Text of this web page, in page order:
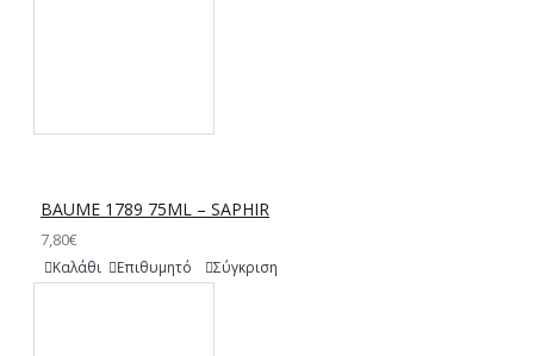
BAUME 1789 75ML – SAPHIR
7,80€
Καλάθι Επιθυμητό Σύγκριση